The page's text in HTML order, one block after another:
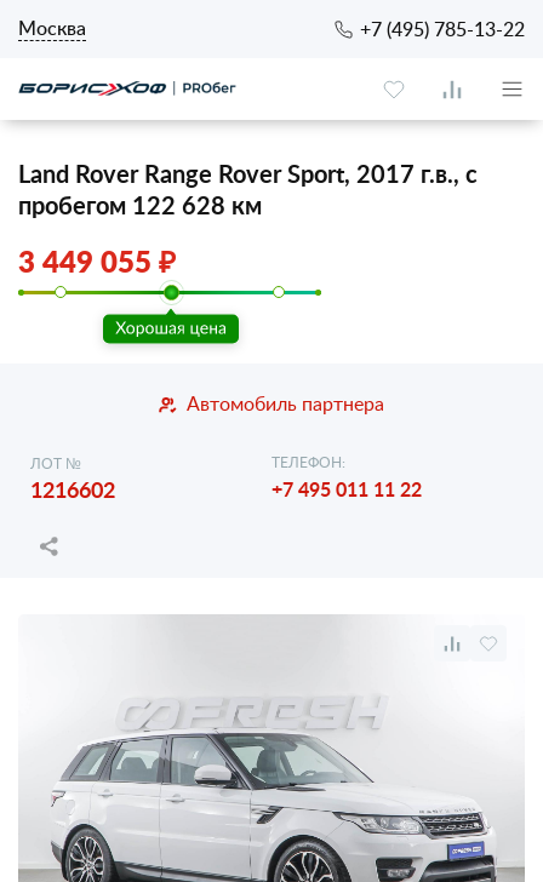
Москва +7 (495) 785-13-22
Land Rover Range Rover Sport, 2017 г.в., с
пробегом 122 628 км
3 449 055 ₽
Автомобиль партнера
ЛОТ №
1216602
ТЕЛЕФОН:
+7 495 011 11 22